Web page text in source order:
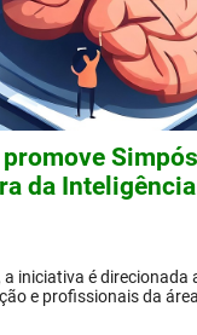
da
iniciativa é direcionada
e profissionais da área